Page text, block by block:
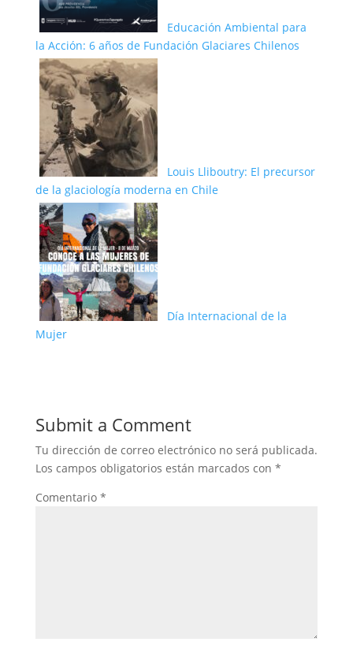
Educación Ambiental para
la Acción: 6 años de Fundación Glaciares Chilenos
Louis Lliboutry: El precursor
de la glaciología moderna en Chile
Día Internacional de la
Mujer
Submit a Comment
Tu dirección de correo electrónico no será publicada.
Los campos obligatorios están marcados con *
Comentario *